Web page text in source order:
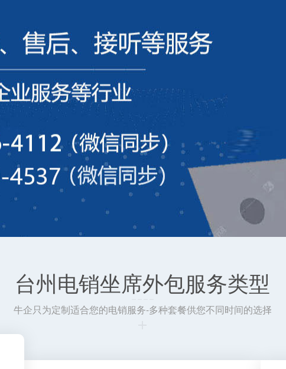
台州电销坐席外包服务类型
牛企只为定制适合您的电销服务-多种套餐供您不同时间的选择